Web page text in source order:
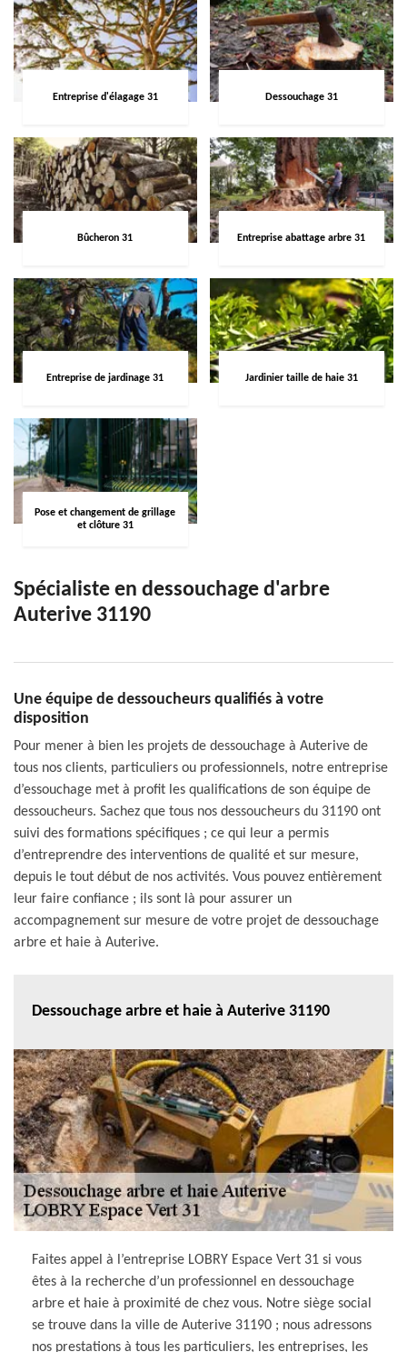
Entreprise d'élagage 31 Dessouchage 31
Bûcheron 31 Entreprise abattage arbre 31
Entreprise de jardinage 31 Jardinier taille de haie 31
Pose et changement de grillage
et clôture 31
Spécialiste en dessouchage d'arbre
Auterive 31190
Une équipe de dessoucheurs qualifiés à votre
disposition
Pour mener à bien les projets de dessouchage à Auterive de
tous nos clients, particuliers ou professionnels, notre entreprise
d’essouchage met à profit les qualifications de son équipe de
dessoucheurs. Sachez que tous nos dessoucheurs du 31190 ont
suivi des formations spécifiques ; ce qui leur a permis
d’entreprendre des interventions de qualité et sur mesure,
depuis le tout début de nos activités. Vous pouvez entièrement
leur faire confiance ; ils sont là pour assurer un
accompagnement sur mesure de votre projet de dessouchage
arbre et haie à Auterive.
Dessouchage arbre et haie à Auterive 31190
Faites appel à l’entreprise LOBRY Espace Vert 31 si vous
êtes à la recherche d’un professionnel en dessouchage
arbre et haie à proximité de chez vous. Notre siège social
se trouve dans la ville de Auterive 31190 ; nous adressons
nos prestations à tous les particuliers, les entreprises, les